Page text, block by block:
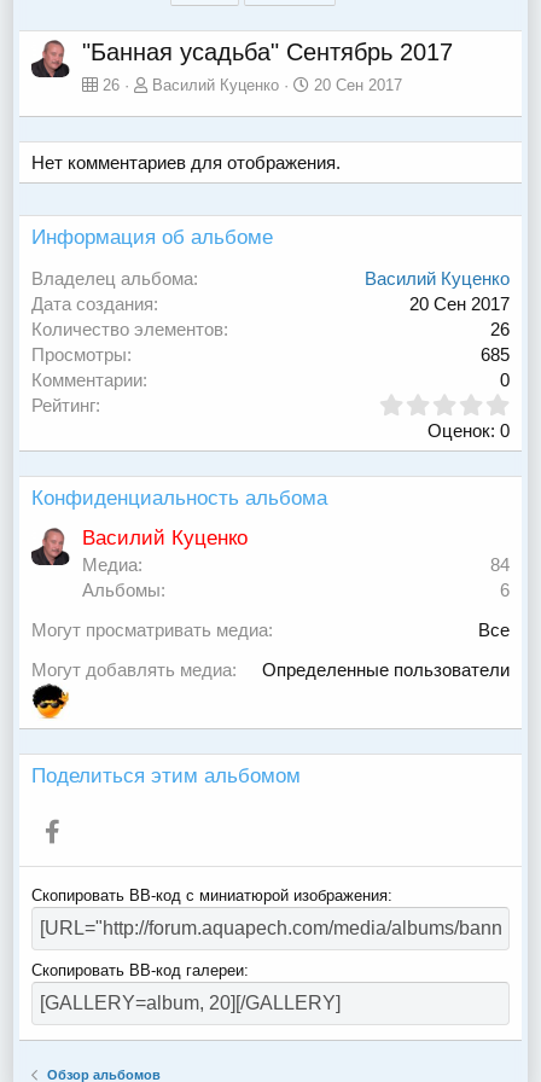
0
0
"Банная усадьба" Сентябрь 2017
26 Василий Куценко 20 Сен 2017
Нет комментариев для отображения.
Информация об альбоме
Владелец альбома
Василий Куценко
Дата создания
20 Сен 2017
Количество элементов
26
Просмотры
685
Комментарии
0
Рейтинг
0
,
0
з
д
Оценок: 0
Конфиденциальность альбома
Василий Куценко
Медиа
84
Альбомы
6
Могут просматривать медиа
Все
Могут добавлять медиа
Определенные пользователи
Поделиться этим альбомом
Скопировать BB-код с миниатюрой изображения
Скопировать BB-код галереи
Обзор альбомов